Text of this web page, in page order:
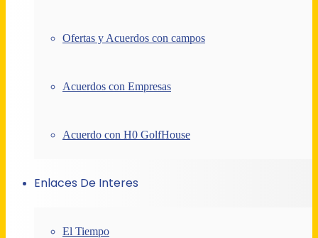
Ofertas y Acuerdos con campos
Acuerdos con Empresas
Acuerdo con H0 GolfHouse
Enlaces De Interes
El Tiempo